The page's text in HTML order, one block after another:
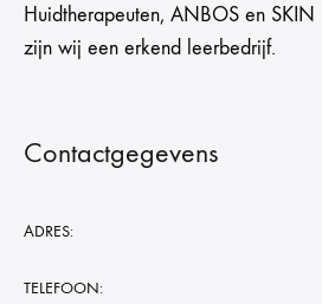
Huidtherapeuten, ANBOS en SKIN
zijn wij een erkend leerbedrijf.
Contactgegevens
ADRES:
TELEFOON: